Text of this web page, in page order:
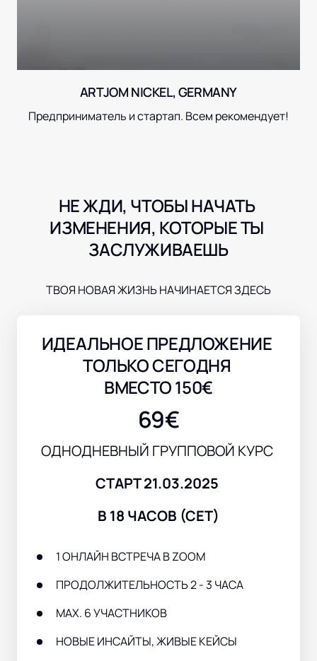
ARTJOM NICKEL, GERMANY
Предприниматель и стартап. Всем рекомендует!
НЕ ЖДИ, ЧТОБЫ НАЧАТЬ
ИЗМЕНЕНИЯ, КОТОРЫЕ ТЫ
ЗАСЛУЖИВАЕШЬ
ТВОЯ НОВАЯ ЖИЗНЬ НАЧИНАЕТСЯ ЗДЕСЬ
ИДЕАЛЬНОЕ ПРЕДЛОЖЕНИЕ
ТОЛЬКО СЕГОДНЯ
ВМЕСТО 150€
69€
ОДНОДНЕВНЫЙ ГРУППОВОЙ КУРС
СТАРТ 21.03.2025
В 18 ЧАСОВ (СЕТ)
1 ОНЛАЙН ВСТРЕЧА В ZOOM
ПРОДОЛЖИТЕЛЬНОСТЬ 2 - 3 ЧАСА
МАХ. 6 УЧАСТНИКОВ
НОВЫЕ ИНСАЙТЫ, ЖИВЫЕ КЕЙСЫ